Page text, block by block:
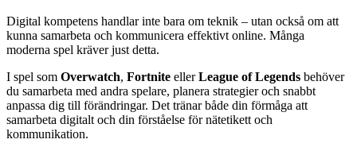
Digital kompetens handlar inte bara om teknik – utan också om att
kunna samarbeta och kommunicera effektivt online. Många
moderna spel kräver just detta.
I spel som Overwatch, Fortnite ellerLeague of Legends behöver
du samarbeta med andra spelare, planera strategier och snabbt
anpassa dig till förändringar. Det tränar både din förmåga att
samarbeta digitalt och din förståelse för nätetikett och
kommunikation.